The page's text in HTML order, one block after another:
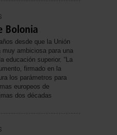
Bolonia
desde que la Unión
ambiciosa para una
educación superior. “La
firmado en la
los parámetros para
europeos de
dos décadas